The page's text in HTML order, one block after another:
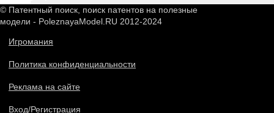
© Патентный поиск, поиск патентов на полезные
модели - PoleznayaModel.RU 2012-2024
Игромания
Политика конфиденциальности
Реклама на сайте
Вход/Регистрация